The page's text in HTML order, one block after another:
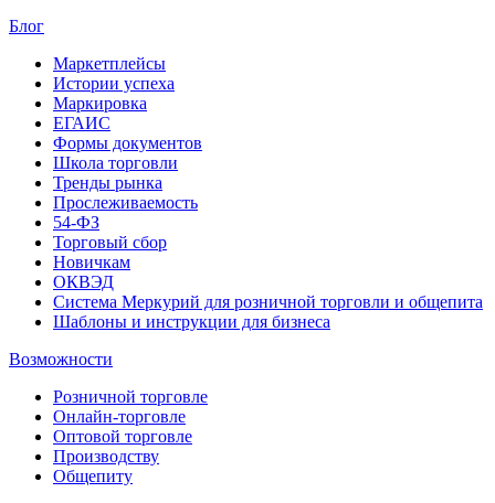
Блог
Маркетплейсы
Истории успеха
Маркировка
ЕГАИС
Формы документов
Школа торговли
Тренды рынка
Прослеживаемость
54-ФЗ
Торговый сбор
Новичкам
ОКВЭД
Система Меркурий для розничной торговли и общепита
Шаблоны и инструкции для бизнеса
Возможности
Розничной торговле
Онлайн-торговле
Оптовой торговле
Производству
Общепиту